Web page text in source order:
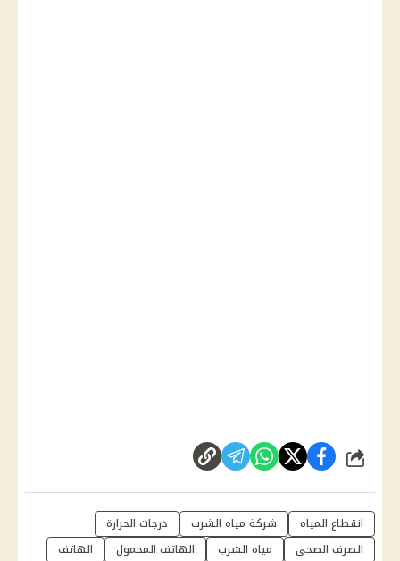
شارك
انقطاع المياه شركة مياه الشرب
درجات الحرارة
الصرف الصحي
مياه الشرب الهاتف المحمول
الهاتف